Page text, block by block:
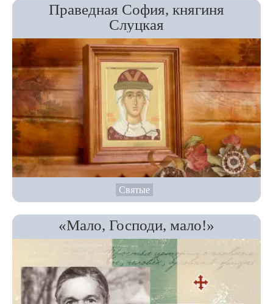
Праведная София, княгиня
Слуцкая
Святые
«Мало, Господи, мало!»